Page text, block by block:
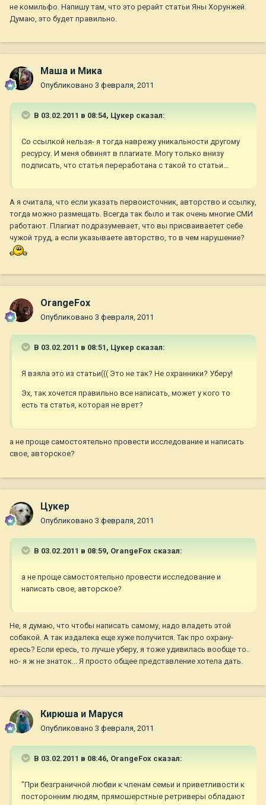
не комильфо. Напишу там, что это рерайт статьи Яны Хорунжей.
Думаю, это будет правильно.
Маша и Мика
Опубликовано 3 февраля, 2011
В 03.02.2011 в 08:54, Цукер сказал:
Со ссылкой нельзя- я тогда наврежу уникальности другому
ресурсу. И меня обвинят в плагиате. Могу только внизу
подписать, что статья переработана с такой то статьи...
А я считала, что если указать первоисточник, авторство и ссылку,
тогда можно размещать. Всегда так было и так очень многие СМИ
работают. Плагиат подразумевает, что вы присваиваетет себе
чужой труд, а если указываете авторство, то в чем нарушение?
OrangeFox
Опубликовано 3 февраля, 2011
В 03.02.2011 в 08:51, Цукер сказал:
Я взяла это из статьи((( Это не так? Не охранники? Уберу!
Эх, так хочется правильно все написать, может у кого то
есть та статья, которая не врет?
а не проще самостоятельно провести исследование и написать
свое, авторское?
Цукер
Опубликовано 3 февраля, 2011
В 03.02.2011 в 08:59, OrangeFox сказал:
а не проще самостоятельно провести исследование и
написать свое, авторское?
Не, я думаю, что чтобы написать самому, надо владеть этой
собакой. А так издалека еще хуже получится. Так про охрану-
ересь? Если ересь, то лучше уберу, я тоже удивилась вообще то..
но- я ж не знаток... Я просто общее представление хотела дать.
Кирюша и Маруся
Опубликовано 3 февраля, 2011
В 03.02.2011 в 08:46, OrangeFox сказал:
"При безграничной любви к членам семьи и приветливости к
посторонним людям, прямошерстные ретриверы обладают